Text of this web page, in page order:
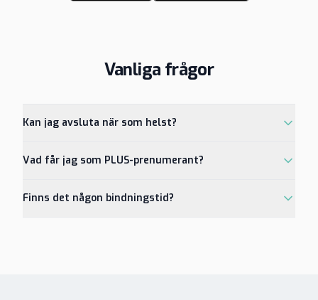
Vanliga frågor
Kan jag avsluta när som helst?
Vad får jag som PLUS-prenumerant?
Finns det någon bindningstid?